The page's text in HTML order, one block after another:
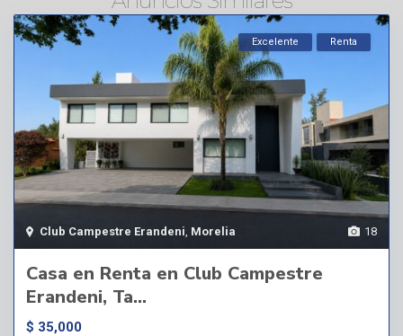
18
Club Campestre Erandeni Morelia
Excelente Renta
Casa en Renta en Club Campestre
Erandeni, Ta...
$ 35,000